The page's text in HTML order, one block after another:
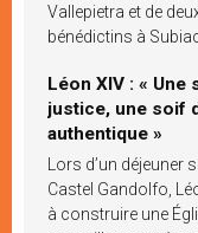
Vallepietra et de
bénédictins à
Léon XIV : « Une
justice, une soif
authentique »
Lors d’un déjeuner
Castel Gandolfo,
à construire une